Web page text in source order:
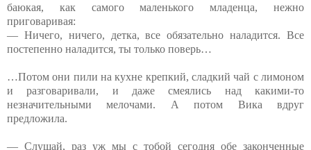
баюкая, как самого маленького младенца, нежно
приговаривая:
— Ничего, ничего, детка, все обязательно наладится. Все
постепенно наладится, ты только поверь…
…Потом они пили на кухне крепкий, сладкий чай с лимоном
и разговаривали, и даже смеялись над какими-то
незначительными мелочами. А потом Вика вдруг
предложила.
— Слушай, раз уж мы с тобой сегодня обе законченные